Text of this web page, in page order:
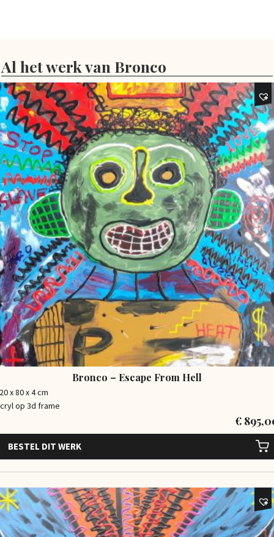
Al het werk van Bronco
Bronco – Escape From Hell
x 80 x 4 cm
op 3d frame
€
BESTEL DIT WERK